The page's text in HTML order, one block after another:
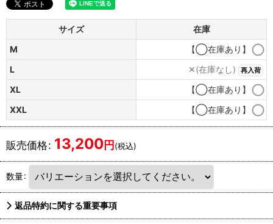
サイズ
在庫
M
【◯在庫あり】
L
✕(在庫なし) 再入荷
XL
【◯在庫あり】
XXL
【◯在庫あり】
販売価格: 13,200円(税込)
数量:
返品特約に関する重要事項